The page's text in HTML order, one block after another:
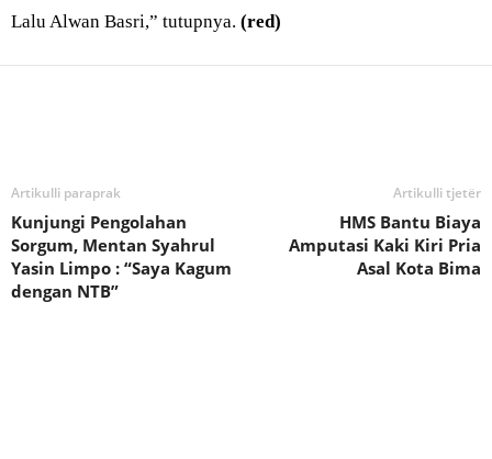
Lalu Alwan Basri,” tutupnya. (red)
Artikulli paraprak
Kunjungi Pengolahan
Sorgum, Mentan Syahrul
Yasin Limpo : “Saya Kagum
dengan NTB”
Artikulli tjetër
HMS Bantu Biaya
Amputasi Kaki Kiri Pria
Asal Kota Bima